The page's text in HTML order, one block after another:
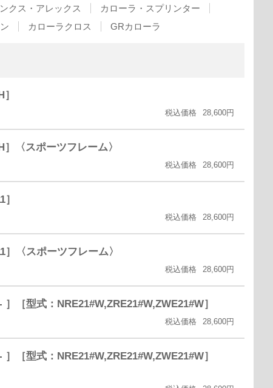
クス・アレックス
カローラ・スプリンター
カローラクロス GRカローラ
税込価格 28,600円
〈スポーツフレーム〉
税込価格 28,600円
税込価格 28,600円
〈スポーツフレーム〉
税込価格 28,600円
型式：NRE21#W,ZRE21#W,ZWE21#W］
税込価格 28,600円
型式：NRE21#W,ZRE21#W,ZWE21#W］